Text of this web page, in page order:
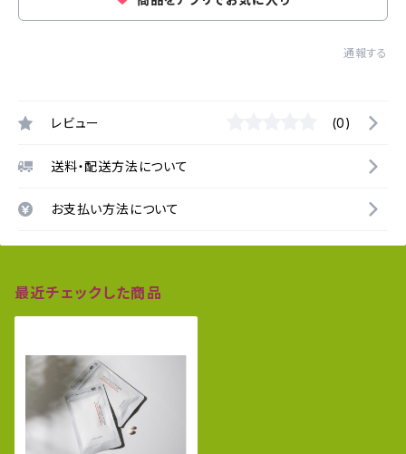
通報する
レビュー (0)
送料・配送方法について
お支払い方法について
最近チェックした商品